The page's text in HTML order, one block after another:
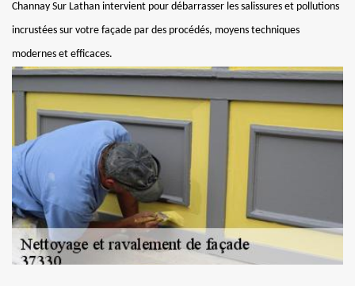
Channay Sur Lathan intervient pour débarrasser les salissures et pollutions
incrustées sur votre façade par des procédés, moyens techniques
modernes et efficaces.